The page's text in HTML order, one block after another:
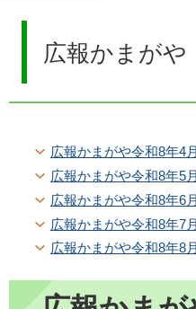
広報かまがや
広報かまがや令和8年4
広報かまがや令和8年5
広報かまがや令和8年6
広報かまがや令和8年7
広報かまがや令和8年8